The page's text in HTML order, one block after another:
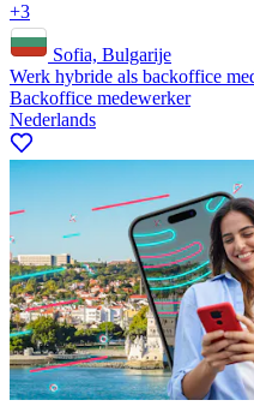
+3
Sofia, Bulgarije
Werk hybride als backoffice
Backoffice medewerker
Nederlands